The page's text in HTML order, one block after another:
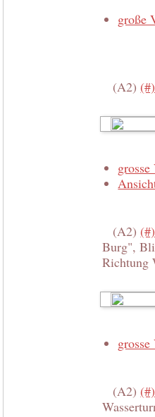
große
(A2)
(A2)
Burg",
Richtung
(A2)